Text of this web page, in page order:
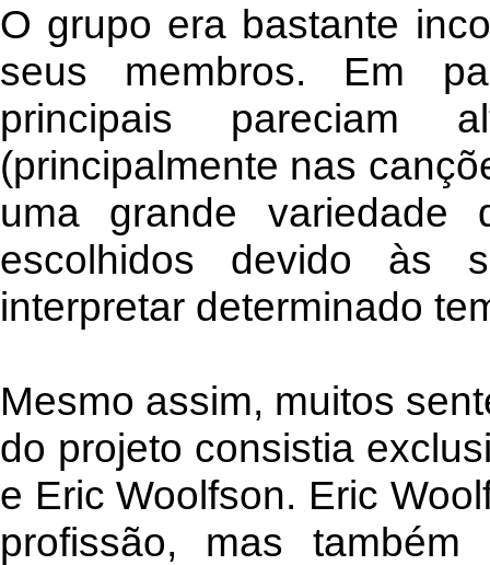
O grupo era bastante
seus membros. Em
principais pareciam
(principalmente nas
uma grande variedade
escolhidos devido às
interpretar determinado
Mesmo assim, muitos
do projeto consistia
e Eric Woolfson. Eric
profissão, mas também